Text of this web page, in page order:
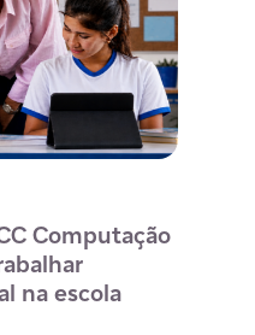
Computação
na escola